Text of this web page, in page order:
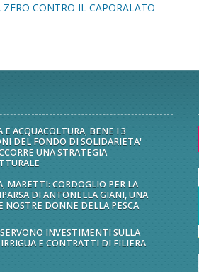
CONTRO IL CAPORALATO
E ACQUACOLTURA, BENE I 3
DEL FONDO DI SOLIDARIETA'
UNA STRATEGIA
MARETTI: CORDOGLIO PER LA
DI ANTONELLA GIANI, UNA
NOSTRE DONNE DELLA PESCA
INVESTIMENTI SULLA
E CONTRATTI DI FILIERA